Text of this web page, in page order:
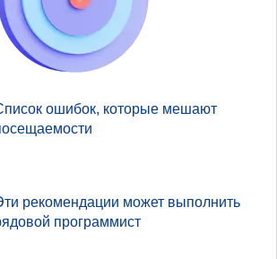
ошибок, которые мешают
рекомендации может выполнить
программист